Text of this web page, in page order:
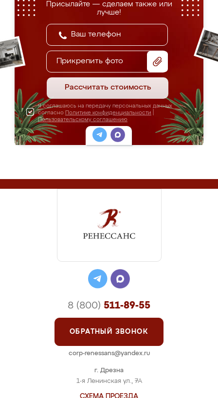
Присылайте — сделаем также или
лучше!
Прикрепить фото
Рассчитать стоимость
Я соглашаюсь на передачу персональных данных
согласно Политике конфиденциальности
Пользовательскому соглашению
г. Дрезна
1-я Ленинская ул., 7А
СХЕМА ПРОЕЗДА
8 (800) 511-89-55
ОБРАТНЫЙ ЗВОНОК
corp-renessans@yandex.ru